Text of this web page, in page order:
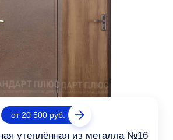
от 20 500 руб.
утеплённая из металла №16